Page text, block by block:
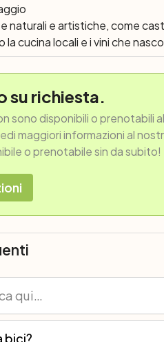
naturali e artistiche, come
la cucina locali e i vini che
su richiesta.
sono disponibili o prenotabili
maggiori informazioni al
o prenotabile sin da subito!
bici?